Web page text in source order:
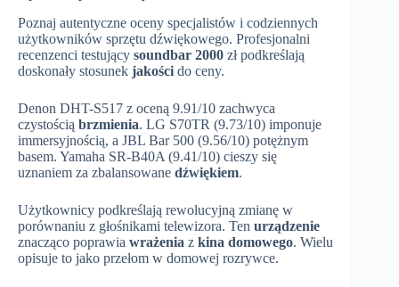
Poznaj autentyczne oceny specjalistów i codziennych
użytkowników sprzętu dźwiękowego. Profesjonalni
recenzenci testujący soundbar 2000 zł podkreślają
doskonały stosunek jakości do ceny.
Denon DHT-S517 z oceną 9.91/10 zachwyca
czystością brzmienia. LG S70TR (9.73/10) imponuje
immersyjnością, a JBL Bar 500 (9.56/10) potężnym
basem. Yamaha SR-B40A (9.41/10) cieszy się
uznaniem za zbalansowane dźwiękiem.
Użytkownicy podkreślają rewolucyjną zmianę w
porównaniu z głośnikami telewizora. Ten urządzenie
znacząco poprawia wrażenia z kina domowego. Wielu
opisuje to jako przełom w domowej rozrywce.